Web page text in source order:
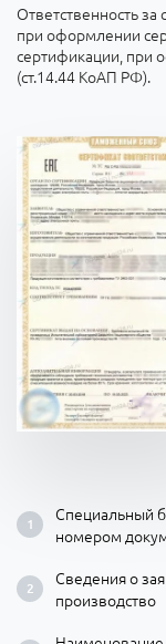
Ответственность
при оформлении
сертификации, при
(ст.14.44 КоАП РФ).
Специальный
номером
Сведения о
производство